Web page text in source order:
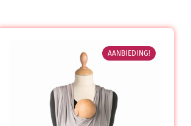
AANBIEDING!